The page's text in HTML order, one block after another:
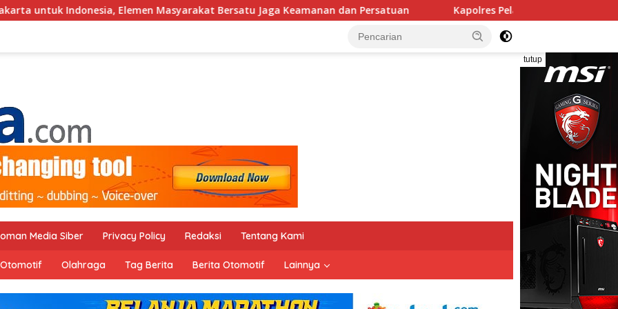
Masyarakat Bersatu Jaga Keamanan dan Persatuan Kapolres Pelabuhan Tanjung Priok Perkuat Sinergi dengan
tutup
Media Siber Privacy Policy Redaksi Tentang Kami
Otomotif Olahraga Tag Berita Berita Otomotif Lainnya